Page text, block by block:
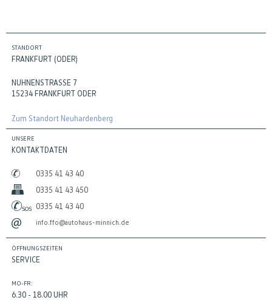
STANDORT
FRANKFURT (ODER)
NUHNENSTRASSE 7
15234 FRANKFURT ODER
Zum Standort Neuhardenberg
UNSERE
KONTAKTDATEN
0335 41 43 40
0335 41 43 450
0335 41 43 40
info.ffo@autohaus-minnich.de
ÖFFNUNGSZEITEN
SERVICE
MO-FR:
6.30 - 18.00 UHR